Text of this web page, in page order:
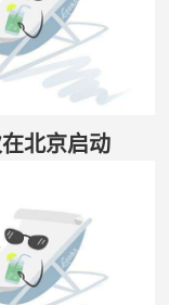
北京启动